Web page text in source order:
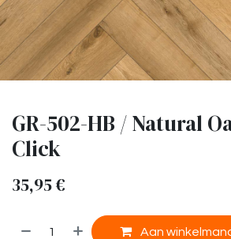
GR-502-HB / Natural
Click
35,95€
Aan